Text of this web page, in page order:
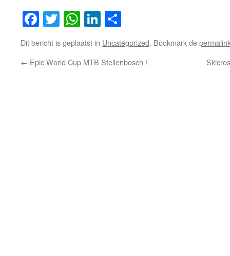
Facebook
TwitterWhatsApp
LinkedIn
Dit bericht is geplaatst in Uncategorized. Bookmark de
← Epic World Cup MTB Stellenbosch !